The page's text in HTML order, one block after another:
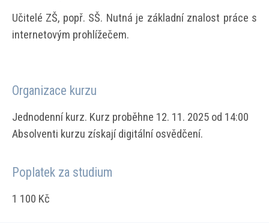
Učitelé ZŠ, popř. SŠ. Nutná je základní znalost práce s
internetovým prohlížečem.
Organizace kurzu
Jednodenní kurz. Kurz proběhne 12. 11. 2025 od 14:00
Absolventi kurzu získají digitální osvědčení.
Poplatek za studium
1 100 Kč